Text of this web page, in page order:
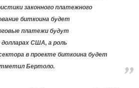
законного платежного
биткоина будет
платежи будут
США, а роль
в проекте биткоина будет
Бертоло.